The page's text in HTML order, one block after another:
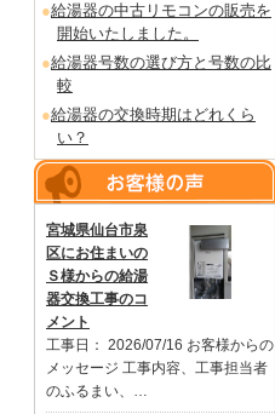
給湯器の中古リモコンの販売を
開始いたしました。
給湯器号数の選び方と号数の比
較
給湯器の交換時期はどれくら
い？
宮城県仙台市泉
区にお住まいの
Ｓ様からの給湯
器交換工事のコ
メント
工事日： 2026/07/16 お客様からの
メッセージ 工事内容、工事担当者
のふるまい、…